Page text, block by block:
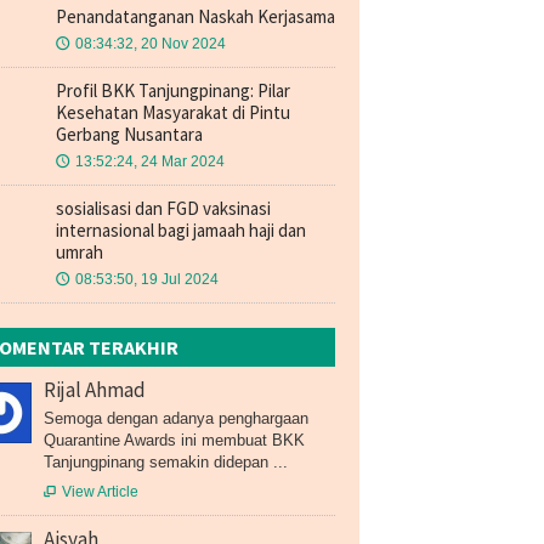
Penandatanganan Naskah Kerjasama
🕔 08:34:32, 20 Nov 2024
Profil BKK Tanjungpinang: Pilar
Kesehatan Masyarakat di Pintu
Gerbang Nusantara
🕔 13:52:24, 24 Mar 2024
sosialisasi dan FGD vaksinasi
internasional bagi jamaah haji dan
umrah
🕔 08:53:50, 19 Jul 2024
TERAKHIR
Rijal Ahmad
Semoga dengan adanya penghargaan
Quarantine Awards ini membuat BKK
Tanjungpinang semakin didepan ...
 View Article